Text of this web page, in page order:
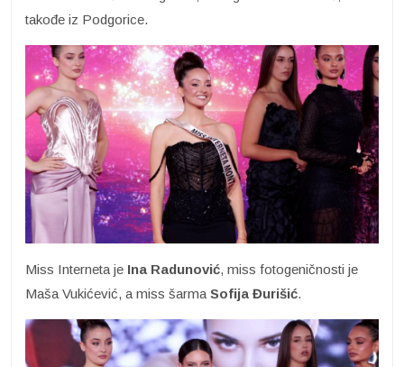
takođe iz Podgorice.
Miss Interneta je Ina Radunović, miss fotogeničnosti je
Maša Vukićević, a miss šarmaSofija Đurišić.